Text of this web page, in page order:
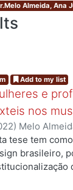
Almeida, Ana
Add to my list
e
nos
) Melo
tese tem
brasileiro,